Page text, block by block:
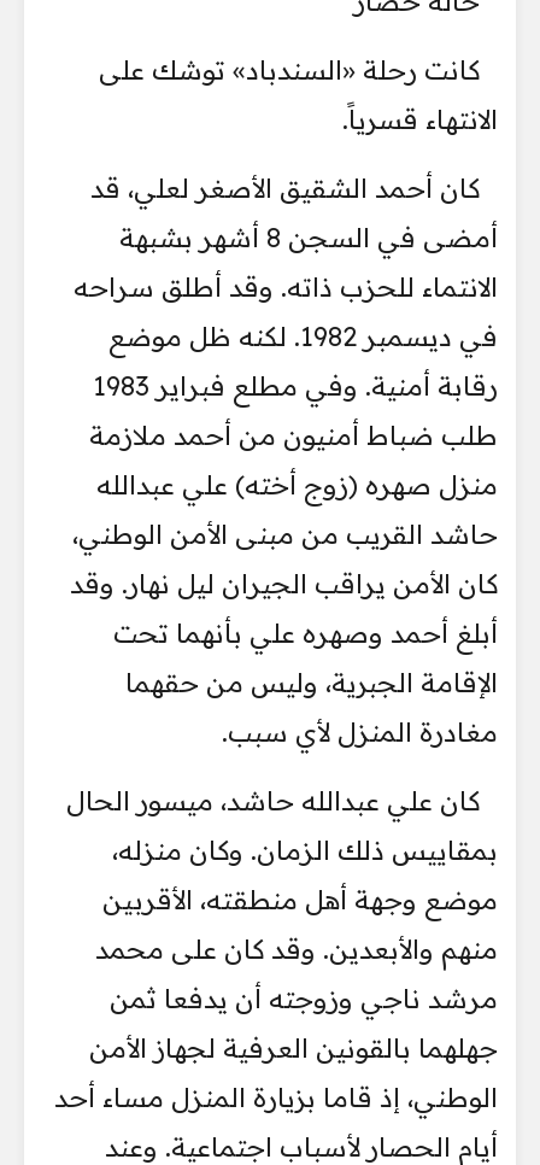
كانت رحلة «السندباد» توشك على
الانتهاء قسرياً.
كان أحمد الشقيق الأصغر لعلي، قد
أمضى في السجن 8 أشهر بشبهة
الانتماء للحزب ذاته. وقد أطلق سراحه
في ديسمبر 1982. لكنه ظل موضع
رقابة أمنية. وفي مطلع فبراير 1983
طلب ضباط أمنيون من أحمد ملازمة
منزل صهره (زوج أخته) علي عبدالله
حاشد القريب من مبنى الأمن الوطني،
كان الأمن يراقب الجيران ليل نهار. وقد
أبلغ أحمد وصهره علي بأنهما تحت
الإقامة الجبرية، وليس من حقهما
مغادرة المنزل لأي سبب.
كان علي عبدالله حاشد، ميسور الحال
بمقاييس ذلك الزمان. وكان منزله،
موضع وجهة أهل منطقته، الأقربين
منهم والأبعدين. وقد كان على محمد
مرشد ناجي وزوجته أن يدفعا ثمن
جهلهما بالقونين العرفية لجهاز الأمن
الوطني، إذ قاما بزيارة المنزل مساء أحد
أيام الحصار لأسباب اجتماعية. وعند